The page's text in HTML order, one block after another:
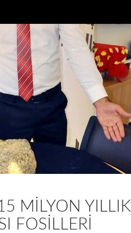
MILYON YILLIK
FOSILLERI